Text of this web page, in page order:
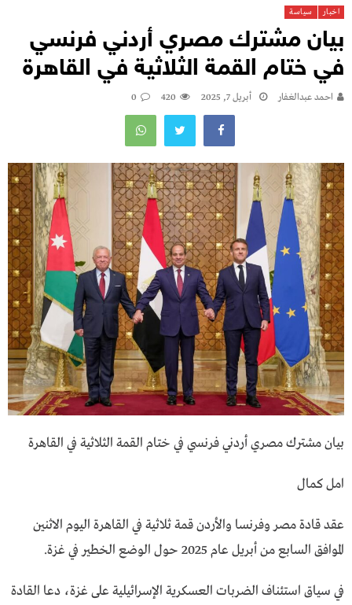
اخبار سياسة
بيان مشترك مصري أردني فرنسي
في ختام القمة الثلاثية في القاهرة
احمد عبدالغفار أبريل 7, 2025 420
0
بيان مشترك مصري أردني فرنسي في ختام القمة الثلاثية في القاهرة
امل كمال
عقد قادة مصر وفرنسا والأردن قمة ثلاثية في القاهرة اليوم الاثنين
الموافق السابع من أبريل عام 2025 حول الوضع الخطير في غزة.
في سياق استئناف الضربات العسكرية الإسرائيلية على غزة، دعا القادة